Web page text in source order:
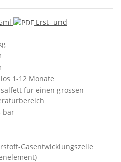
Erst- und
1-12 Monate
für einen grossen
bar
Gasentwicklungszelle